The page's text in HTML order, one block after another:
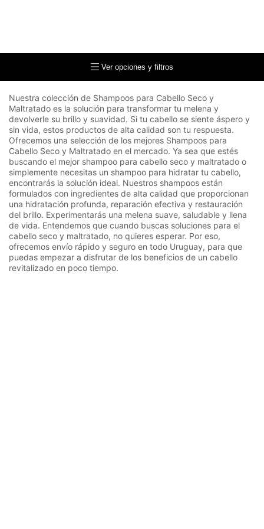
Ver opciones y filtros
Nuestra colección de Shampoos para Cabello Seco y
Maltratado es la solución para transformar tu melena y
devolverle su brillo y suavidad. Si tu cabello se siente áspero y
sin vida, estos productos de alta calidad son tu respuesta.
Ofrecemos una selección de los mejores Shampoos para
Cabello Seco y Maltratado en el mercado. Ya sea que estés
buscando el mejor shampoo para cabello seco y maltratado o
simplemente necesitas un shampoo para hidratar tu cabello,
encontrarás la solución ideal. Nuestros shampoos están
formulados con ingredientes de alta calidad que proporcionan
una hidratación profunda, reparación efectiva y restauración
del brillo. Experimentarás una melena suave, saludable y llena
de vida. Entendemos que cuando buscas soluciones para el
cabello seco y maltratado, no quieres esperar. Por eso,
ofrecemos envío rápido y seguro en todo Uruguay, para que
puedas empezar a disfrutar de los beneficios de un cabello
revitalizado en poco tiempo.